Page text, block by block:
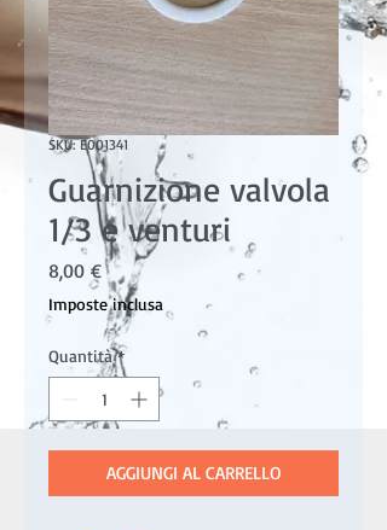
SKU: E001341
Guarnizione valvola
1/3 e venturi
8,00 €Prezzo
Imposte inclusa
Quantità *
AGGIUNGI AL CARRELLO